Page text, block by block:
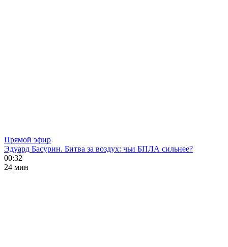
Прямой эфир
Эдуард Басурин. Битва за воздух: чьи БПЛА сильнее?
00:32
24 мин